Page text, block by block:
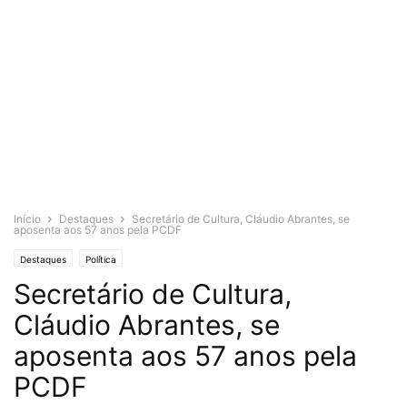
Início Destaques
Secretário de Cultura, Cláudio Abrantes, se
aposenta aos 57 anos pela PCDF
Destaques Política
Secretário de Cultura,
Cláudio Abrantes, se
aposenta aos 57 anos pela
PCDF